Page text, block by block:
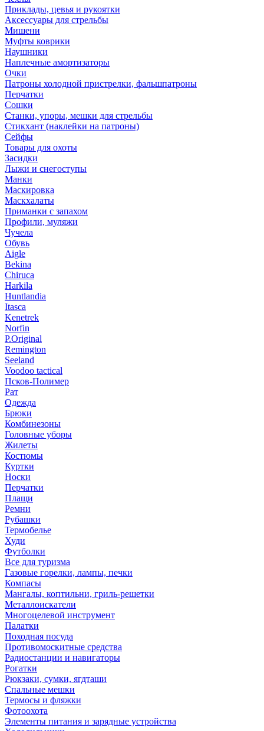
Приклады, цевья и рукоятки
Аксессуары для стрельбы
Мишени
Муфты коврики
Наушники
Наплечные амортизаторы
Очки
Патроны холодной пристрелки, фальшпатроны
Перчатки
Сошки
Станки, упоры, мешки для стрельбы
Стикхант (наклейки на патроны)
Сейфы
Товары для охоты
Засидки
Лыжи и снегоступы
Манки
Маскировка
Маскхалаты
Приманки с запахом
Профили, муляжи
Чучела
Обувь
Aigle
Bekina
Chiruсa
Harkila
Huntlandia
Itasca
Kenetrek
Norfin
P.Original
Remington
Seeland
Voodoo tactical
Псков-Полимер
Рат
Одежда
Брюки
Комбинезоны
Головные уборы
Жилеты
Костюмы
Куртки
Носки
Перчатки
Плащи
Ремни
Рубашки
Термобелье
Худи
Футболки
Все для туризма
Газовые горелки, лампы, печки
Компасы
Мангалы, коптильни, гриль-решетки
Металлоискатели
Многоцелевой инструмент
Палатки
Походная посуда
Противомоскитные средства
Радиостанции и навигаторы
Рогатки
Рюкзаки, сумки, ягдташи
Спальные мешки
Термосы и фляжки
Фотоохота
Элементы питания и зарядные устройства